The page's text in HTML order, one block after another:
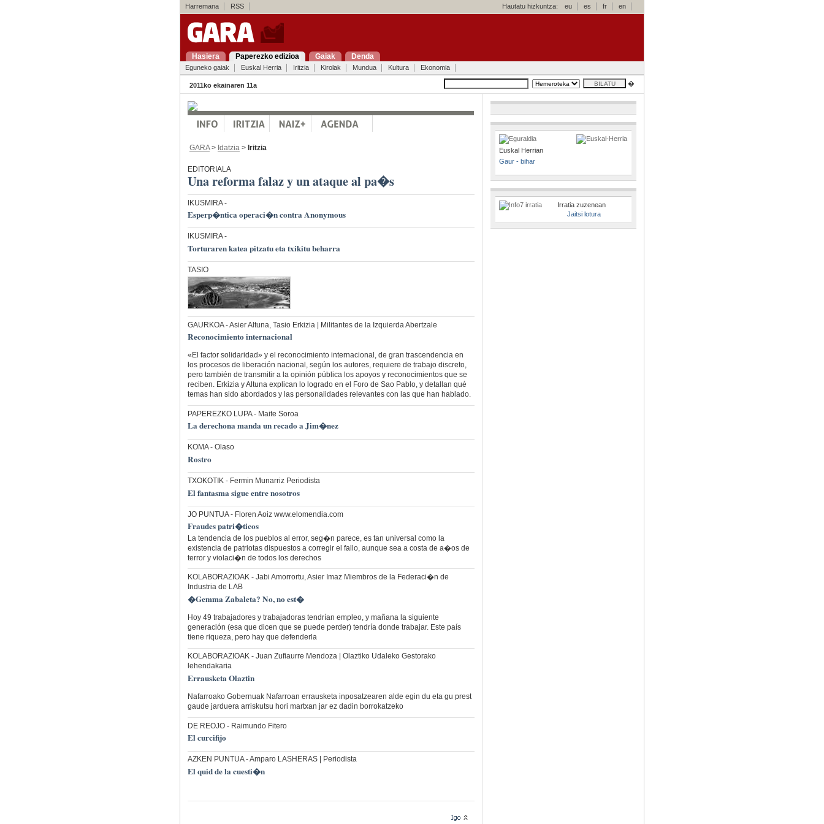
Harremana RSS Hautatu hizkuntza: eu es fr en
Hasiera Paperezko edizioa Gaiak Denda
Eguneko gaiak Euskal Herria Iritzia Kirolak Mundua Kultura Ekonomia
2011ko ekainaren 11a �
GARA> Idatzia > Iritzia
EDITORIALA
Una reforma falaz y un ataque al pa�s
IKUSMIRA-
Esperp�ntica operaci�n contra Anonymous
IKUSMIRA-
Torturaren katea pitzatu eta txikitu beharra
TASIO
GAURKOA- Asier Altuna, Tasio Erkizia | Militantes de la Izquierda Abertzale
Reconocimiento internacional
«El factor solidaridad» y el reconocimiento internacional, de gran trascendencia en
los procesos de liberación nacional, según los autores, requiere de trabajo discreto,
pero también de transmitir a la opinión pública los apoyos y reconocimientos que se
reciben. Erkizia y Altuna explican lo logrado en el Foro de Sao Pablo, y detallan qué
temas han sido abordados y las personalidades relevantes con las que han hablado.
PAPEREZKO LUPA- Maite Soroa
La derechona manda un recado a Jim�nez
KOMA- Olaso
Rostro
TXOKOTIK- Fermin Munarriz Periodista
El fantasma sigue entre nosotros
JO PUNTUA- Floren Aoiz www.elomendia.com
Fraudes patri�ticos
La tendencia de los pueblos al error, seg�n parece, es tan universal como la
existencia de patriotas dispuestos a corregir el fallo, aunque sea a costa de a�os de
terror y violaci�n de todos los derechos
KOLABORAZIOAK- Jabi Amorrortu, Asier Imaz Miembros de la Federaci�n de
Industria de LAB
�Gemma Zabaleta? No, no est�
Hoy 49 trabajadores y trabajadoras tendrían empleo, y mañana la siguiente
generación (esa que dicen que se puede perder) tendría donde trabajar. Este país
tiene riqueza, pero hay que defenderla
KOLABORAZIOAK- Juan Zufiaurre Mendoza | Olaztiko Udaleko Gestorako
lehendakaria
Errausketa Olaztin
Nafarroako Gobernuak Nafarroan errausketa inposatzearen alde egin du eta gu prest
gaude jarduera arriskutsu hori martxan jar ez dadin borrokatzeko
DE REOJO- Raimundo Fitero
El curcifijo
AZKEN PUNTUA- Amparo LASHERAS | Periodista
El quid de la cuesti�n
Euskal Herrian
Gaur - bihar
Irratia zuzenean
Jaitsi lotura